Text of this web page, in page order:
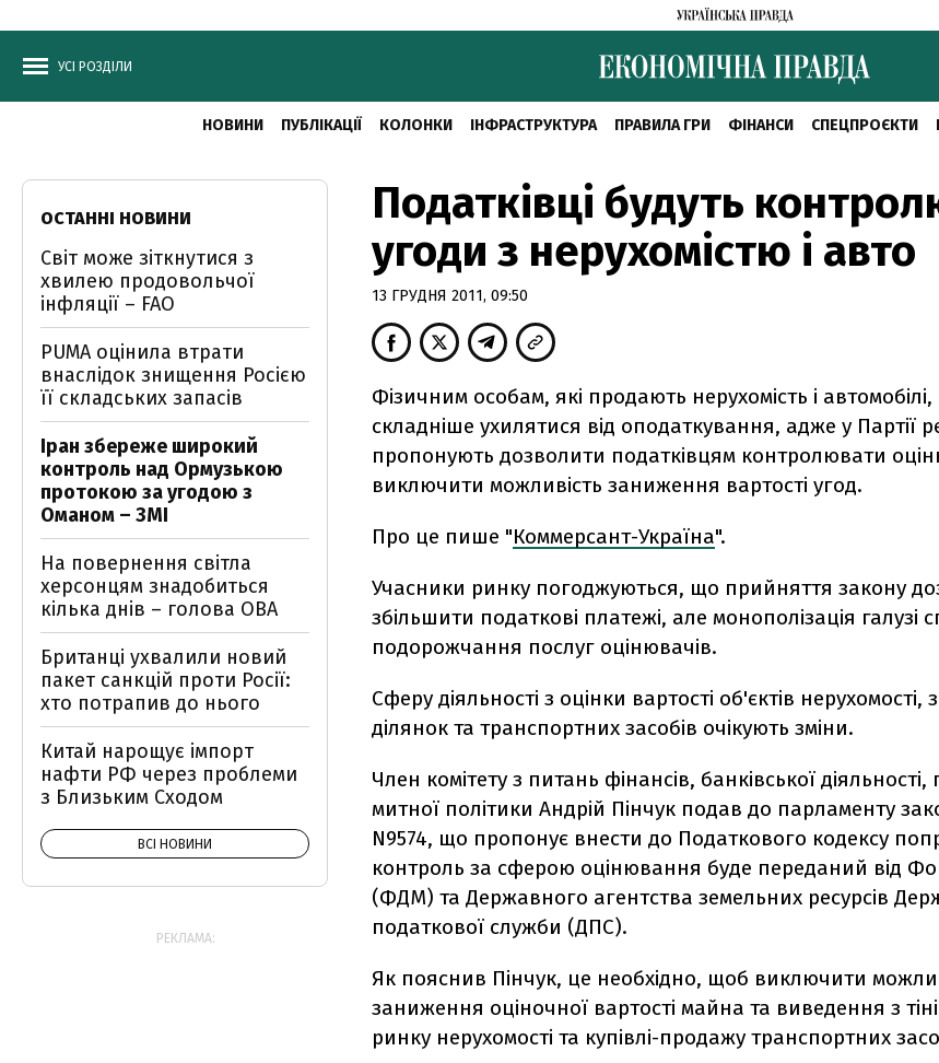
УСІ РОЗДІЛИ
НОВИНИ ПУБЛІКАЦІЇ КОЛОНКИ ІНФРАСТРУКТУРА ПРАВИЛА ГРИ ФІНАНСИ СПЕЦПРОЄКТИ
Податківці будуть
угоди з нерухомістю і авто
13 ГРУДНЯ 2011, 09:50
Фізичним особам, які продають нерухомість і автомобілі,
складніше ухилятися від оподаткування, адже у Партії
пропонують дозволити податківцям контролювати
виключити можливість заниження вартості угод.
Про це пише "Коммерсант-Україна".
Учасники ринку погоджуються, що прийняття закону
збільшити податкові платежі, але монополізація галузі
подорожчання послуг оцінювачів.
Сферу діяльності з оцінки вартості об'єктів нерухомості,
ділянок та транспортних засобів очікують зміни.
Член комітету з питань фінансів, банківської діяльності,
митної політики Андрій Пінчук подав до парламенту
N9574, що пропонує внести до Податкового кодексу
контроль за сферою оцінювання буде переданий від
(ФДМ) та Державного агентства земельних ресурсів
податкової служби (ДПС).
Як пояснив Пінчук, це необхідно, щоб виключити
заниження оціночної вартості майна та виведення з
ринку нерухомості та купівлі-продажу транспортних
ОСТАННІ НОВИНИ
Світ може зіткнутися з
хвилею продовольчої
інфляції – FAO
PUMA оцінила втрати
внаслідок знищення Росією
її складських запасів
Іран збереже широкий
контроль над Ормузькою
протокою за угодою з
Оманом – ЗМІ
На повернення світла
херсонцям знадобиться
кілька днів – голова ОВА
Британці ухвалили новий
пакет санкцій проти Росії:
хто потрапив до нього
Китай нарощує імпорт
нафти РФ через проблеми
з Близьким Сходом
ВСІ НОВИНИ
РЕКЛАМА: